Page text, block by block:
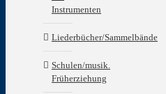
Instrumenten
Liederbücher/Sammelbände
Schulen/musik.
Früherziehung